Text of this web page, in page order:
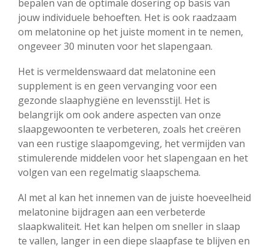
bepalen van de optimale dosering op basis van
jouw individuele behoeften. Het is ook raadzaam
om melatonine op het juiste moment in te nemen,
ongeveer 30 minuten voor het slapengaan.
Het is vermeldenswaard dat melatonine een
supplement is en geen vervanging voor een
gezonde slaaphygiëne en levensstijl. Het is
belangrijk om ook andere aspecten van onze
slaapgewoonten te verbeteren, zoals het creëren
van een rustige slaapomgeving, het vermijden van
stimulerende middelen voor het slapengaan en het
volgen van een regelmatig slaapschema.
Al met al kan het innemen van de juiste hoeveelheid
melatonine bijdragen aan een verbeterde
slaapkwaliteit. Het kan helpen om sneller in slaap
te vallen, langer in een diepe slaapfase te blijven en